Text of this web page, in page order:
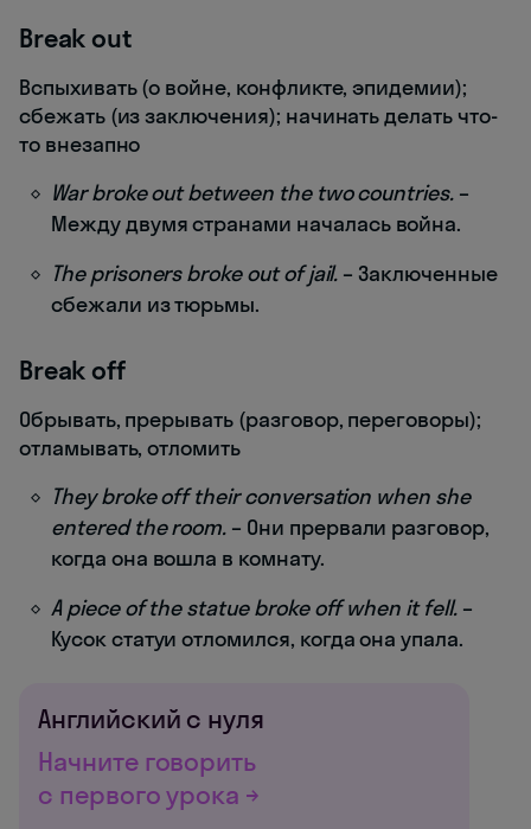
Break out
Вспыхивать (о войне, конфликте, эпидемии);
сбежать (из заключения); начинать делать что-
то внезапно
War broke out between the two countries. –
Между двумя странами началась война.
The prisoners broke out of jail. – Заключенные
сбежали из тюрьмы.
Break off
Обрывать, прерывать (разговор, переговоры);
отламывать, отломить
They broke off their conversation when she
entered the room. – Они прервали разговор,
когда она вошла в комнату.
A piece of the statue broke off when it fell.–
Кусок статуи отломился, когда она упала.
Английский с нуля
Начните говорить
с первого урока →